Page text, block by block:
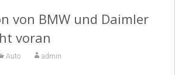
Texte, Podcast, O-Töne,
von BMW und Daimler
voran
Auto admin